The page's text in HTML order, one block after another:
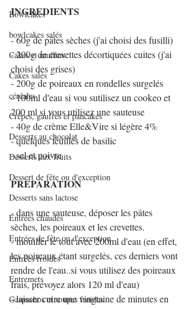
Bowlcakes
bowlcakes salés
Cakes et muffins
Cakes salés
céréales
Crêpes, gaufres et pancakes
Desserts au chocolat
Desserts aux fruits
Dessert de fête ou d'exception
Desserts sans lactose
Entrées chaudes
Entrées de fête ou d'exception
Entrées froides
Entremets
Gaspachos et soupes froides
INGREDIENTS
- 60g de pâtes sèches (j'ai choisi des fusilli)
- 200g de crevettes décortiquées cuites (j'ai
choisi des grises)
- 200g de poireaux en rondelles surgelés
- 100ml d'eau si vou sutilisez un cookeo et
200 ml si vous utilisez une sauteuse
- 40g de crème Elle&Vire si légère 4%
- quelques feuilles de basilic
- sel et poivre
PREPARATION
- dans une sauteuse, déposer les pâtes
sèches, les poireaux et les crevettes.
- mouiller le tout avec 200ml d'eau (en effet,
les poireaux étant surgelés, ces derniers vont
rendre de l'eau..si vous utilisez des poireaux
frais, prévoyez alors 120 ml d'eau)
- laisser cuire une vingtaine de minutes en